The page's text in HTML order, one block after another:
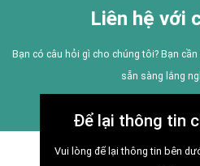
Liên hệ với
Bạn có câu hỏi gì cho chúng tôi? Bạn
sẵn sàng lắng
Để lại thông tin
Vui lòng để lại thông tin bên